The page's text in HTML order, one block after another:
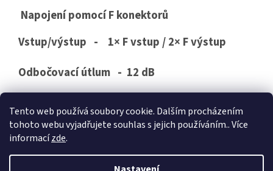
Tento web používá soubory cookie. Dalším procházením
tohoto webu vyjadřujete souhlas s jejich používáním.. Více
informacízde.
Napojení pomocí F konektorů
Vstup/výstup - 1× F vstup / 2× F výstup
Odbočovací útlum - 12 dB